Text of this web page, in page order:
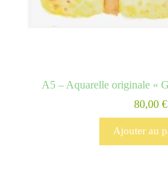
A5 – Aquarelle originale «
80,00€
Ajouter au